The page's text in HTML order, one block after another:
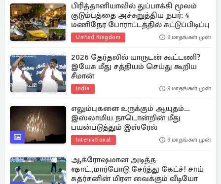
பிரித்தானியாவில் துப்பாக்கி மூலம்
குடும்பத்தை அச்சுறுத்திய நபர்: 4
மணிநேர போராட்டத்தில் சுட்டுப்பிடிப்பு
United Kingdom 9 மாதங்கள் முன்
2026 தேர்தலில் யாருடன் கூட்டணி?
இயேசு மீது சத்தியம் செய்து கூறிய
சீமான்
India 9 மாதங்கள் முன்
எலும்புகளை உருக்கும் ஆயுதம்...
இஸ்லாமிய நாடொன்றின் மீது
பயன்படுத்தும் இஸ்ரேல்
International 9 மாதங்கள் முன்
ஆக்ரோஷமான அடித்த
ஷாட்.,மார்போடு சேர்த்து கேட்ச்! சாய்
சுதர்சனின் மிரள வைக்கும் வீடியோ